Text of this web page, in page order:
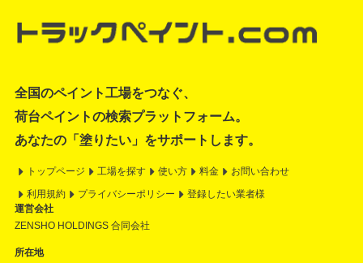
全国のペイント工場をつなぐ、
荷台ペイントの検索プラットフォーム。
あなたの「塗りたい」をサポートします。
トップページ 工場を探す 使い方 料金 お問い合わせ
利用規約 プライバシーポリシー
登録したい業者様
運営会社
ZENSHO HOLDINGS 合同会社
所在地